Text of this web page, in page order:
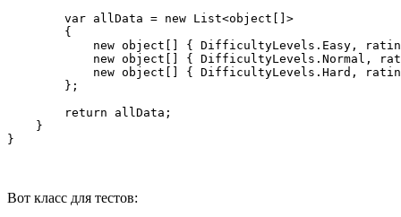
        var allData = new List<object[]>
        {
new object[] { DifficultyLevels.Easy,
new object[] { DifficultyLevels.Normal,
new object[] { DifficultyLevels.Hard,
        };
        return allData;
    }
}
Вот класс для тестов: